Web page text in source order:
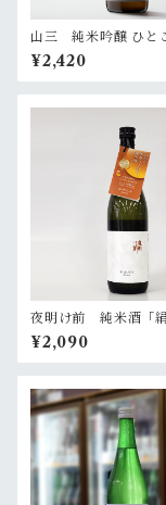
山三 純米吟醸 ひと
スパークリング 720ml
¥2,420
夜明け前 純米酒「
0ml
¥2,090